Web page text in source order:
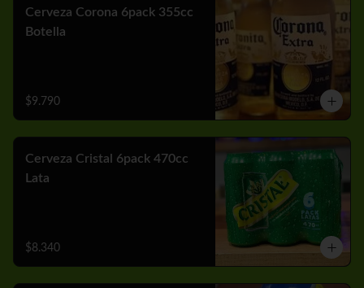
Cerveza Corona 6pack 355cc
Botella
$9.790
Cerveza Cristal 6pack 470cc
Lata
$8.340